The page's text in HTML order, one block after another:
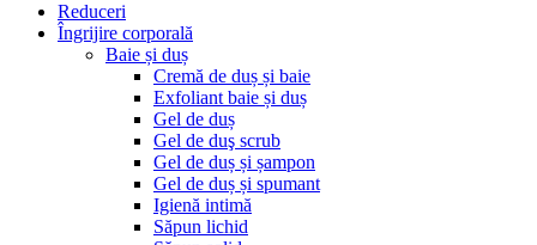
Reduceri
Îngrijire corporală
Baie și duș
Cremă de duș și baie
Exfoliant baie și duș
Gel de duș
Gel de duş scrub
Gel de duș și șampon
Gel de duș și spumant
Igienă intimă
Săpun lichid